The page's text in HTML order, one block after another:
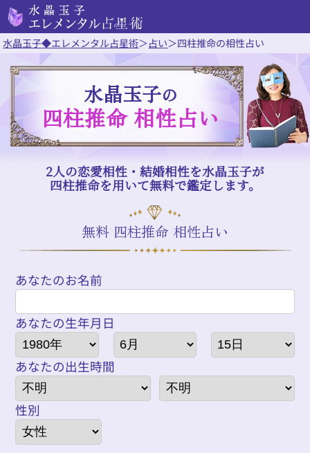
水晶玉子◆エレメンタル占星術＞占い＞四柱推命の相性占い
水晶玉子の
四柱推命 相性占い
2人の恋愛相性・結婚相性を水晶玉子が
四柱推命を用いて無料で鑑定します。
無料 四柱推命 相性占い
あなたのお名前
あなたの生年月日
あなたの出生時間
性別